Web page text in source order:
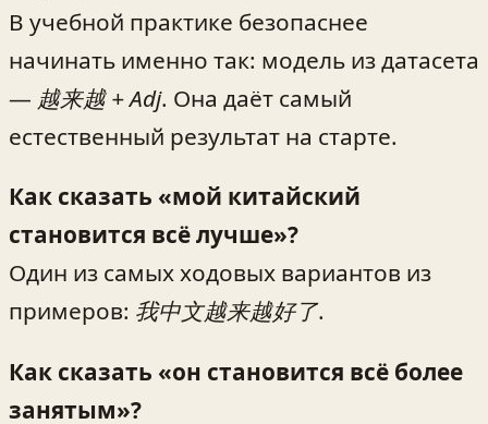
В учебной практике безопаснее
начинать именно так: модель из датасета
— 越来越 + Adj. Она даёт самый
естественный результат на старте.
Как сказать «мой китайский
становится всё лучше»?
Один из самых ходовых вариантов из
примеров: 我中文越来越好了.
Как сказать «он становится всё более
занятым»?